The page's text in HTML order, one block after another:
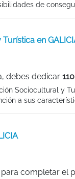
de
en
debes dedicar
Sociocultural y
a sus
para completar el